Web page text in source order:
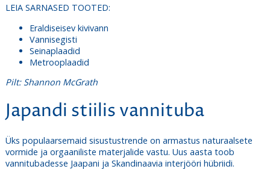
LEIA SARNASED TOOTED:
Eraldiseisev kivivann
Vannisegisti
Seinaplaadid
Metrooplaadid
Pilt: Shannon McGrath
Japandi stiilis vannituba
Üks populaarsemaid sisustustrende on armastus naturaalsete
vormide ja orgaaniliste materjalide vastu. Uus aasta toob
vannitubadesse Jaapani ja Skandinaavia interjööri hübriidi.